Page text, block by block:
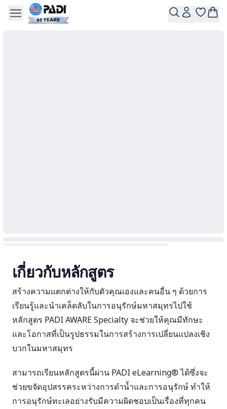
เกี่ยวกับหลักสูตร
สร้างความแตกต่างให้กับตัวคุณเองและคนอื่น ๆ ด้วยการ
เรียนรู้และนำเคล็ดลับในการอนุรักษ์มหาสมุทรไปใช้
หลักสูตร PADI AWARE Specialty จะช่วยให้คุณมีทักษะ
และโอกาสที่เป็นรูปธรรมในการสร้างการเปลี่ยนแปลงเชิง
บวกในมหาสมุทร
สามารถเรียนหลักสูตรนี้ผ่าน PADI eLearning® ได้ซึ่งจะ
ช่วยขจัดอุปสรรคระหว่างการดำน้ำและการอนุรักษ์ ทำให้
การอนุรักษ์ทะเลอย่างรับมีความผิดชอบเป็นเรื่องที่ทุกคน